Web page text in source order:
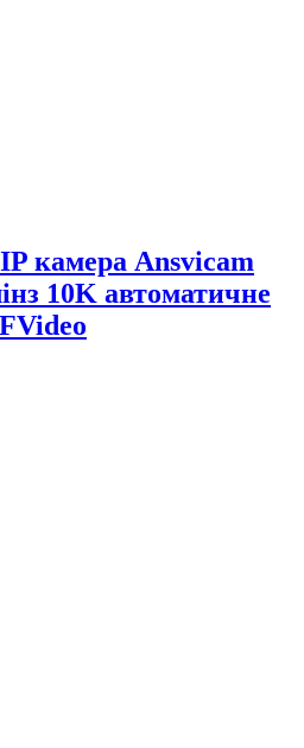
камера Ansvicam
10K автоматичне